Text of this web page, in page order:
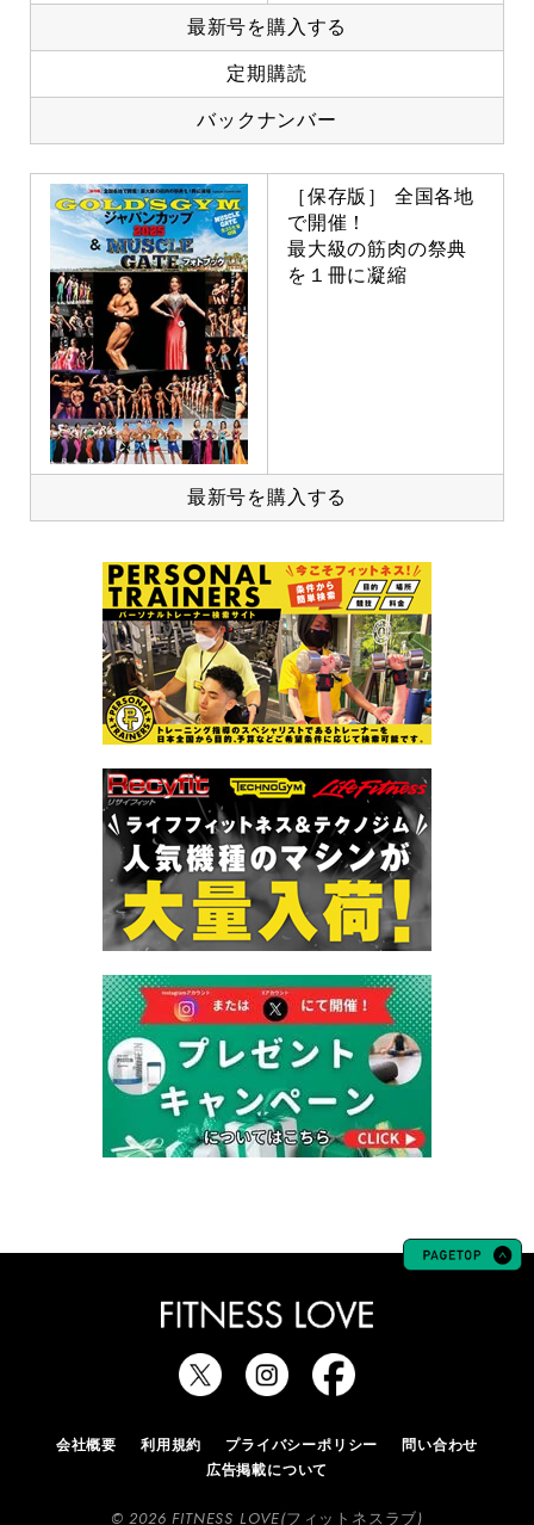
最新号を購入する
定期購読
バックナンバー
［保存版］ 全国各地
で開催！
最大級の筋肉の祭典
を１冊に凝縮
最新号を購入する
会社概要 利用規約 プライバシーポリシー
問い合わせ
広告掲載について
© 2026 FITNESS LOVE(フィットネスラブ)